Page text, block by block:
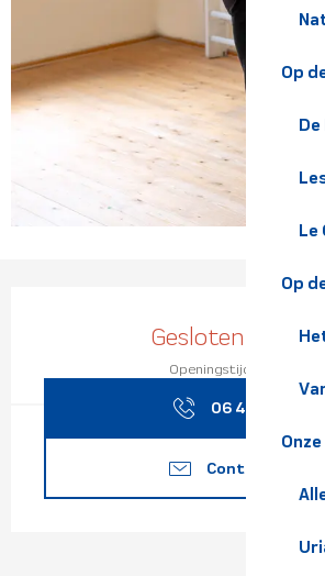
Op
Le
Op
Openingstijden
Gesloten
Openingstijden bekijken
06 43 61 31
Contacteer ons